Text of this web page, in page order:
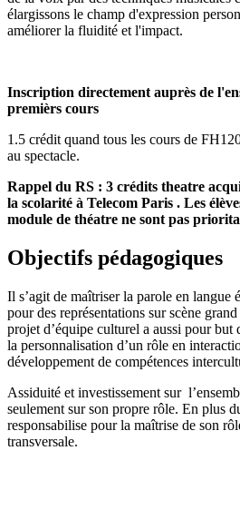
élargissons le champ d'expression
améliorer la fluidité et l'impact.
Inscription directement auprès de
premièrs cours
1.5 crédit quand tous les cours de
au spectacle.
Rappel du RS : 3 crédits theatre
la scolarité à Telecom Paris . Les
module de théatre ne sont pas
Objectifs pédagogiques
Il s’agit de maîtriser la parole en langue
pour des représentations sur scène
projet d’équipe culturel a aussi pour but
la personnalisation d’un rôle en
développement de compétences
Assiduité et investissement sur
seulement sur son propre rôle. En plus
responsabilise pour la maîtrise de son
transversale.